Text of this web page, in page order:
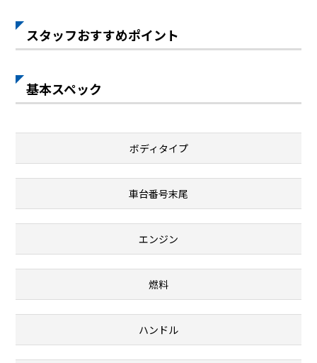
スタッフおすすめポイント
基本スペック
ボディタイプ
車台番号末尾
エンジン
燃料
ハンドル